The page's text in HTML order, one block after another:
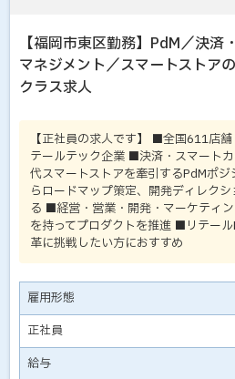
【福岡市東区勤務】PdM／決済
マネジメント／スマートストア
クラス求人
【正社員の求人です】 ■全国611店
テールテック企業 ■決済・スマート
代スマートストアを牽引するPdMポ
らロードマップ策定、開発ディレク
る ■経営・営業・開発・マーケティ
を持ってプロダクトを推進 ■リテー
革に挑戦したい方におすすめ
雇用形態
正社員
給与